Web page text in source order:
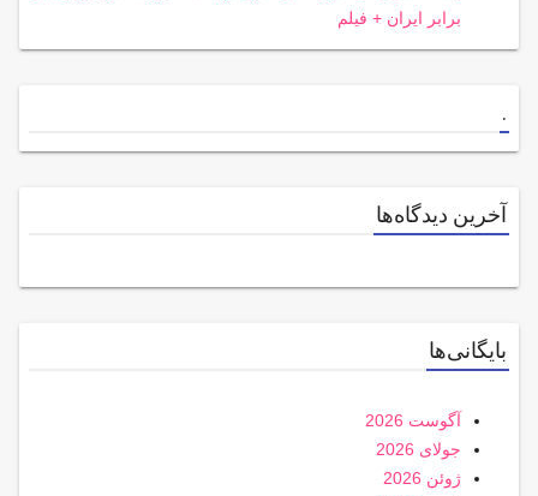
برابر ایران + فیلم
.
آخرین دیدگاه‌ها
بایگانی‌ها
آگوست 2026
جولای 2026
ژوئن 2026